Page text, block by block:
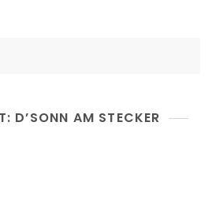
D’SONN AM STECKER